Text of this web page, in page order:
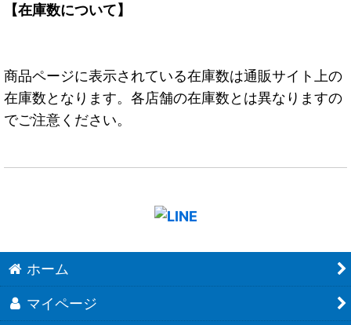
【在庫数について】
商品ページに表示されている在庫数は通販サイト上の
在庫数となります。各店舗の在庫数とは異なりますの
でご注意ください。
ホーム
マイページ